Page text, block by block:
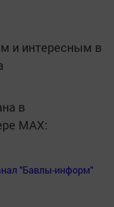
и интересным в
в
MАХ:
"Бавлы-информ"